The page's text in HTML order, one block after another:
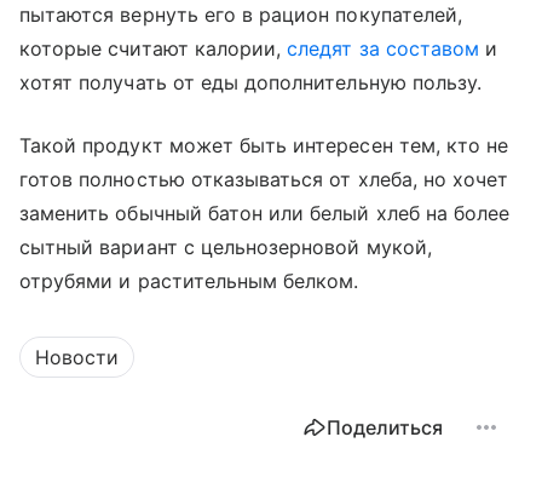
пытаются вернуть его в рацион покупателей,
которые считают калории,следят за составом и
хотят получать от еды дополнительную пользу.
Такой продукт может быть интересен тем, кто не
готов полностью отказываться от хлеба, но хочет
заменить обычный батон или белый хлеб на более
сытный вариант с цельнозерновой мукой,
отрубями и растительным белком.
Новости
Поделиться